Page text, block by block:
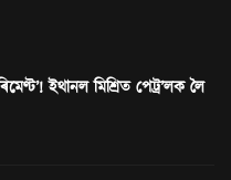
ইথানল মিশ্ৰিত পেট্ৰ’লক লৈ